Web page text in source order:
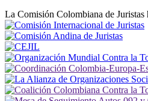
La Comisión Colombiana de Juristas